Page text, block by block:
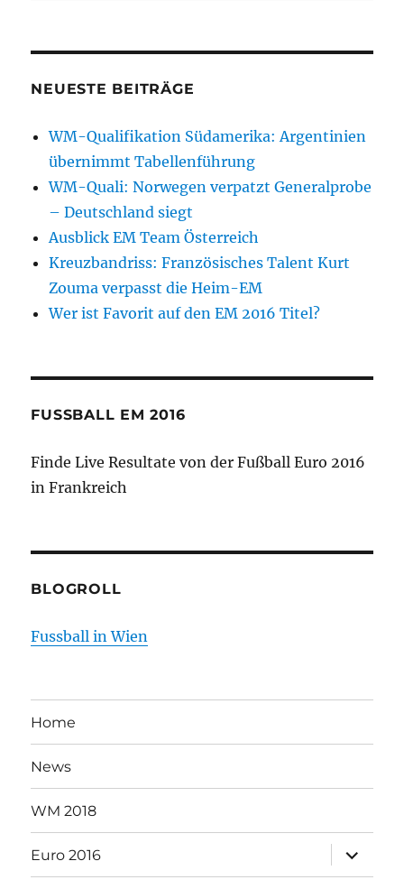
NEUESTE BEITRÄGE
WM-Qualifikation Südamerika: Argentinien
übernimmt Tabellenführung
WM-Quali: Norwegen verpatzt Generalprobe
– Deutschland siegt
Ausblick EM Team Österreich
Kreuzbandriss: Französisches Talent Kurt
Zouma verpasst die Heim-EM
Wer ist Favorit auf den EM 2016 Titel?
FUSSBALL EM 2016
Finde Live Resultate von der Fußball Euro 2016
in Frankreich
BLOGROLL
Fussball in Wien
Home
News
WM 2018
Euro 2016
öffnen